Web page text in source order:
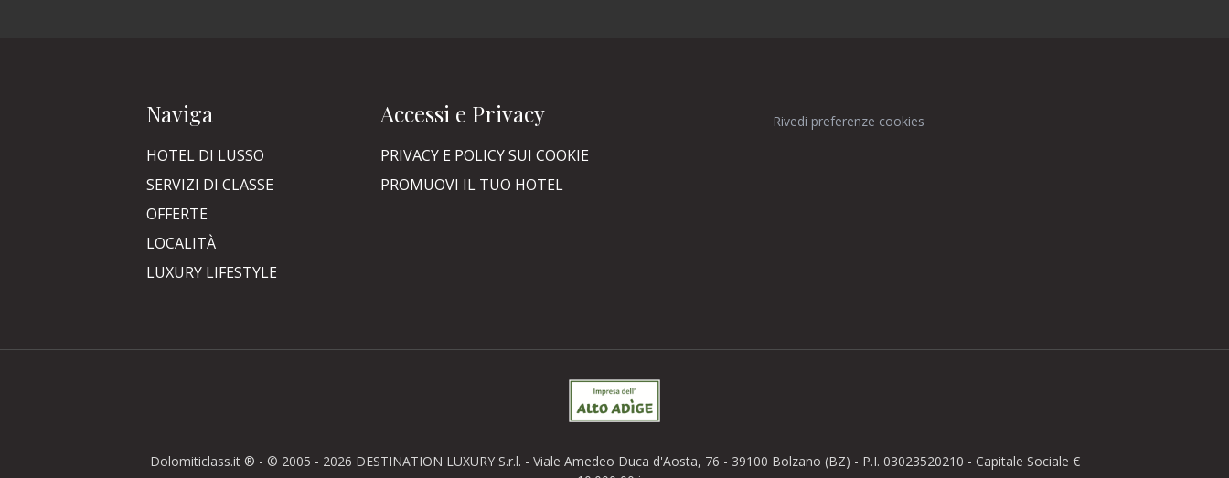
Naviga
HOTEL DI LUSSO
SERVIZI DI CLASSE
OFFERTE
LOCALITÀ
LUXURY LIFESTYLE
Accessi e Privacy
PRIVACY E POLICY SUI COOKIE
PROMUOVI IL TUO HOTEL
Rivedi preferenze cookies
Dolomiticlass.it ® - © 2005 - 2026 DESTINATION LUXURY S.r.l. - Viale Amedeo Duca d'Aosta, 76 - 39100 Bolzano (BZ) - P.I. 03023520210 - Capitale Sociale €